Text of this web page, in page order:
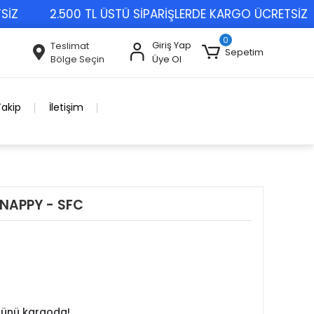
2.500 TL ÜSTÜ SİPARİŞLERDE KARGO ÜCRETSİZ
Teslimat
Bölge Seçin
Giriş Yap
Üye Ol
0
Sepetim
İletişim
- SFC